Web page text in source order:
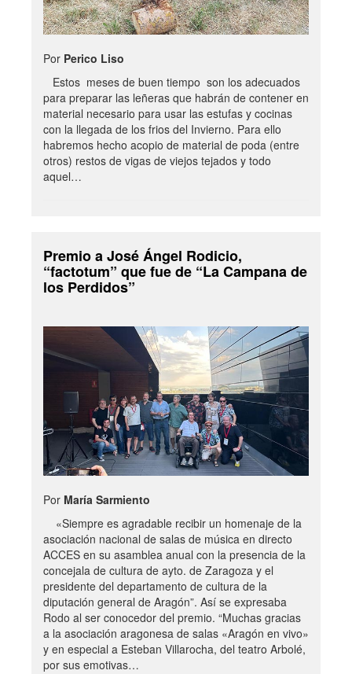
Por Perico Liso
Estos meses de buen tiempo son los adecuados
para preparar las leñeras que habrán de contener en
material necesario para usar las estufas y cocinas
con la llegada de los frios del Invierno. Para ello
habremos hecho acopio de material de poda (entre
otros) restos de vigas de viejos tejados y todo
aquel…
Premio a José Ángel Rodicio,
“factotum” que fue de “La Campana de
los Perdidos”
Por María Sarmiento
«Siempre es agradable recibir un homenaje de la
asociación nacional de salas de música en directo
ACCES en su asamblea anual con la presencia de la
concejala de cultura de ayto. de Zaragoza y el
presidente del departamento de cultura de la
diputación general de Aragón”. Así se expresaba
Rodo al ser conocedor del premio. “Muchas gracias
a la asociación aragonesa de salas «Aragón en vivo»
y en especial a Esteban Villarocha, del teatro Arbolé,
por sus emotivas…